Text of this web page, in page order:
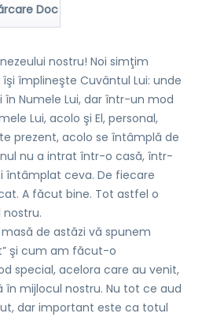
Doc
nostru! Noi simţim
îşi împlineşte Cuvântul Lui: unde
Numele Lui, dar într-un mod
Lui, acolo şi El, personal,
prezent, acolo se întâmplă de
nu a intrat într-o casă, într-
întâmplat ceva. De fiecare
A făcut bine. Tot astfel o
de astăzi vă spunem
şi cum am făcut-o
special, acelora care au venit,
mijlocul nostru. Nu tot ce aud
dar important este ca totul